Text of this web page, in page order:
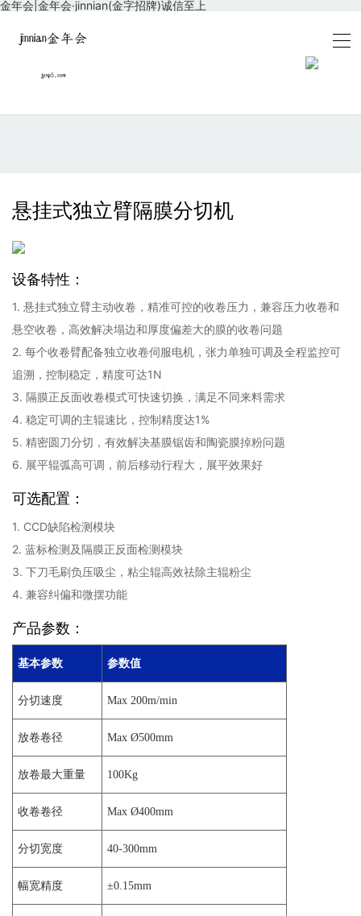
金年会|金年会·jinnian(金字招牌)诚信至上
悬挂式独立臂隔膜分切机
设备特性：
1. 悬挂式独立臂主动收卷，精准可控的收卷压力，兼容压力收卷和
悬空收卷，高效解决塌边和厚度偏差大的膜的收卷问题
2. 每个收卷臂配备独立收卷伺服电机，张力单独可调及全程监控可
追溯，控制稳定，精度可达1N
3. 隔膜正反面收卷模式可快速切换，满足不同来料需求
4. 稳定可调的主辊速比，控制精度达1%
5. 精密圆刀分切，有效解决基膜锯齿和陶瓷膜掉粉问题
6. 展平辊弧高可调，前后移动行程大，展平效果好
可选配置：
1. CCD缺陷检测模块
2. 蓝标检测及隔膜正反面检测模块
3. 下刀毛刷负压吸尘，粘尘辊高效祛除主辊粉尘
4. 兼容纠偏和微摆功能
产品参数：
基本参数 参数值
分切速度 Max 200m/min
放卷卷径 Max Ø500mm
放卷最大重量 100Kg
收卷卷径 Max Ø400mm
分切宽度 40-300mm
幅宽精度 ±0.15mm